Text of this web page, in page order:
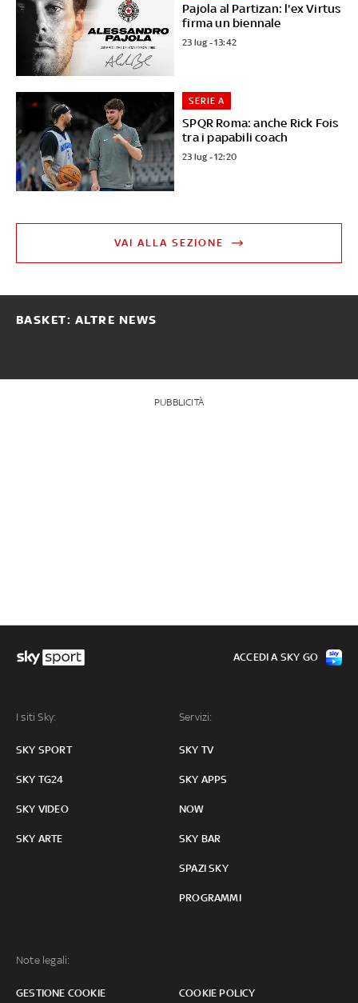
Pajola al Partizan: l'ex Virtus
firma un biennale
23 lug - 13:42
SPQR Roma: anche Rick Fois
tra i papabili coach
SERIE A
23 lug - 12:20
VAI ALLA SEZIONE
BASKET: ALTRE NEWS
PUBBLICITÀ
I siti Sky:
SKY SPORT
SKY TG24
SKY VIDEO
SKY ARTE
Servizi:
SKY TV
SKY APPS
NOW
SKY BAR
SPAZI SKY
PROGRAMMI
Note legali:
GESTIONE COOKIE COOKIE POLICY
ACCEDI A SKY GO